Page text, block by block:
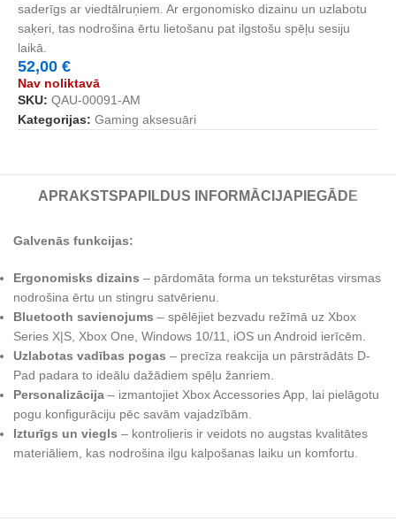
saderīgs ar viedtālruņiem. Ar ergonomisko dizainu un uzlabotu
saķeri, tas nodrošina ērtu lietošanu pat ilgstošu spēļu sesiju
laikā.
52,00 €
Nav noliktavā
SKU: QAU-00091-AM
Kategorijas: Gaming aksesuāri
APRAKSTS PAPILDUS INFORMĀCIJA PIEGĀDE
Galvenās funkcijas:
Ergonomisks dizains – pārdomāta forma un teksturētas virsmas
nodrošina ērtu un stingru satvērienu.
Bluetooth savienojums – spēlējiet bezvadu režīmā uz Xbox
Series X|S, Xbox One, Windows 10/11, iOS un Android ierīcēm.
Uzlabotas vadības pogas – precīza reakcija un pārstrādāts D-
Pad padara to ideālu dažādiem spēļu žanriem.
Personalizācija – izmantojiet Xbox Accessories App, lai pielāgotu
pogu konfigurāciju pēc savām vajadzībām.
Izturīgs un viegls – kontrolieris ir veidots no augstas kvalitātes
materiāliem, kas nodrošina ilgu kalpošanas laiku un komfortu.